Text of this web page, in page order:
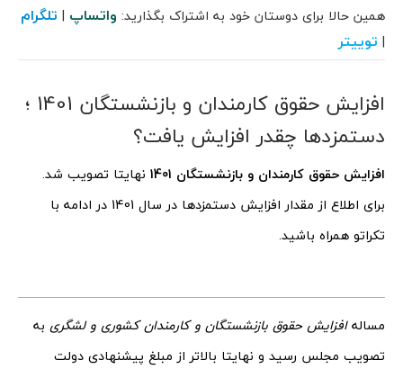
همین حالا برای دوستان خود به اشتراک بگذارید: واتساپ | تلگرام
| توییتر
افزایش حقوق کارمندان و بازنشستگان 1401 ؛
دستمزدها چقدر افزایش یافت؟
افزایش حقوق کارمندان و بازنشستگان 1401
نهایتا تصویب شد.
برای اطلاع از مقدار افزایش دستمزدها در سال 1401 در ادامه با
تکراتو همراه باشید.
مسالهافزایش حقوق بازنشستگان و کارمندان کشوری و لشگری به
تصویب مجلس رسید و نهایتا بالاتر از مبلغ پیشنهادی دولت